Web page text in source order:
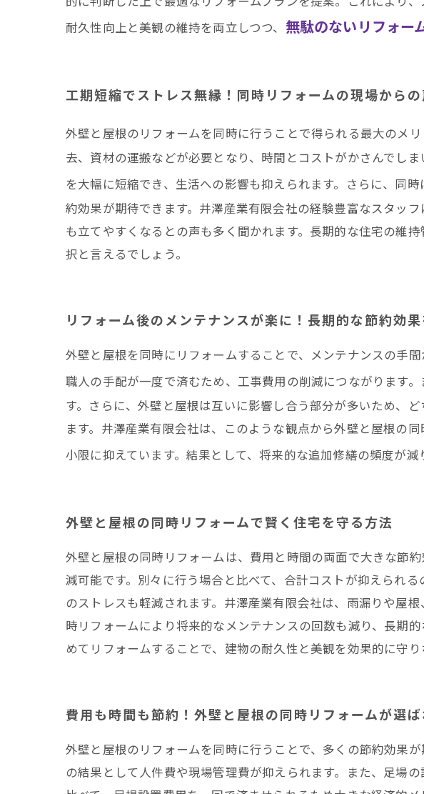
耐久性向上と美観の維持を両立しつつ、 無駄のないリフォー
工期短縮でストレス無縁！同時リフォームの現場からの
外壁と屋根のリフォームを同時に行うことで得られる最大のメ
去、資材の運搬などが必要となり、時間とコストがかさんでし
を大幅に短縮でき、生活への影響も抑えられます。さらに、同
約効果が期待できます。井澤産業有限会社の経験豊富なスタッ
も立てやすくなるとの声も多く聞かれます。長期的な住宅の維
択と言えるでしょう。
リフォーム後のメンテナンスが楽に！長期的な節約効果
外壁と屋根を同時にリフォームすることで、メンテナンスの手
職人の手配が一度で済むため、工事費用の削減につながります
す。さらに、外壁と屋根は互いに影響し合う部分が多いため、
ます。井澤産業有限会社は、このような観点から外壁と屋根の
小限に抑えています。結果として、将来的な追加修繕の頻度が減
外壁と屋根の同時リフォームで賢く住宅を守る方法
外壁と屋根の同時リフォームは、費用と時間の両面で大きな節
減可能です。別々に行う場合と比べて、合計コストが抑えられ
のストレスも軽減されます。井澤産業有限会社は、雨漏りや屋
時リフォームにより将来的なメンテナンスの回数も減り、長期
めてリフォームすることで、建物の耐久性と美観を効果的に守り
費用も時間も節約！外壁と屋根の同時リフォームが選
外壁と屋根のリフォームを同時に行うことで、多くの節約効果
の結果として人件費や現場管理費が抑えられます。また、足場